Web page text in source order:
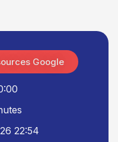
22:54
Google